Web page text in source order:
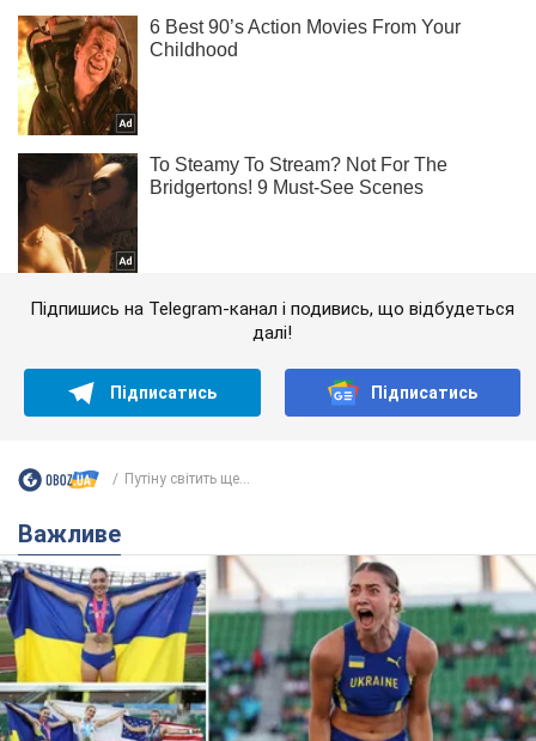
Підпишись на Telegram-канал і подивись, що відбудеться
далі!
Підписатись Підписатись
Путіну світить ще...
Важливе